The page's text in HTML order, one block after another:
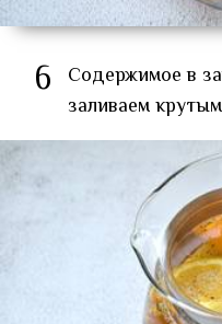
6
Содержимое в
заливаем